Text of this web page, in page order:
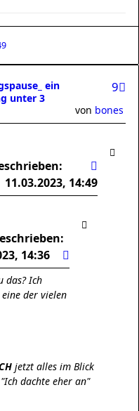
ein
unter 3
9
von bones
11.03.2023, 14:49
14:36
das? Ich
der vielen
jetzt alles im Blick
dachte eher an"